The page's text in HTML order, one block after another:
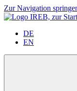
Zur Navigation
DE
EN